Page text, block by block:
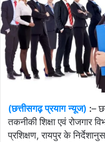
(छत्तीसगढ़ प्रयाग न्यूज) :–
तकनीकी शिक्षा एवं रोजगार
प्रशिक्षण, रायपुर के